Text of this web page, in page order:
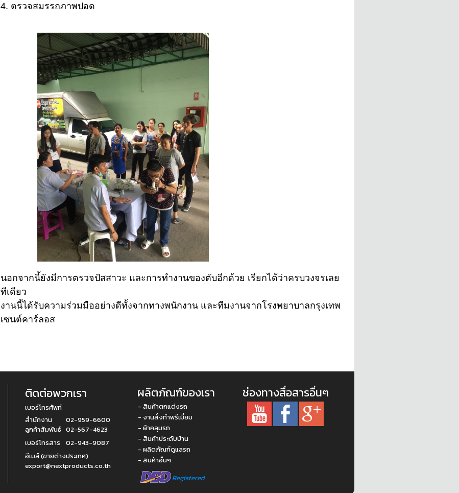
4. ตรวจสมรรถภาพปอด
นอกจากนี้ยังมีการตรวจปัสสาวะ และการทำงานของตับอีกด้วย เรียกได้ว่าครบวงจรเลย
ทีเดียว
งานนี้ได้รับความร่วมมืออย่างดีทั้งจากทางพนักงาน และทีมงานจากโรงพยาบาลกรุงเทพ
เซนต์คาร์ลอส
ติดต่อพวกเรา
เบอร์โทรศัพท์
สำนักงาน
02-959-6600
ลูกค้าสัมพันธ์ 02-567-4623
เบอร์โทรสาร
02-943-9087
อีเมล์ (ขายต่างประเทศ)
export@nextproducts.co.th
ผลิตภัณฑ์ของเรา
- สินค้าตกแต่งรถ
- งานสั่งทำพรีเมี่ยม
- ผ้าคลุมรถ
- สินค้าประดับบ้าน
- ผลิตภัณฑ์ดูแลรถ
- สินค้าอื่นๆ
Registered
ช่องทางสื่อสารอื่นๆ